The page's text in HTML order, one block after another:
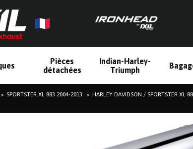
Pièces
détachées
Indian-Harley-
Triumph
SPORTSTER XL 883 2004-2013 HARLEY DAVIDSON / SPORTSTER XL